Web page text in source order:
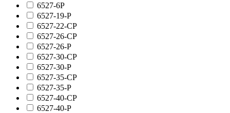
6527-6P
6527-19-P
6527-22-CP
6527-26-CP
6527-26-P
6527-30-CP
6527-30-P
6527-35-CP
6527-35-P
6527-40-CP
6527-40-P